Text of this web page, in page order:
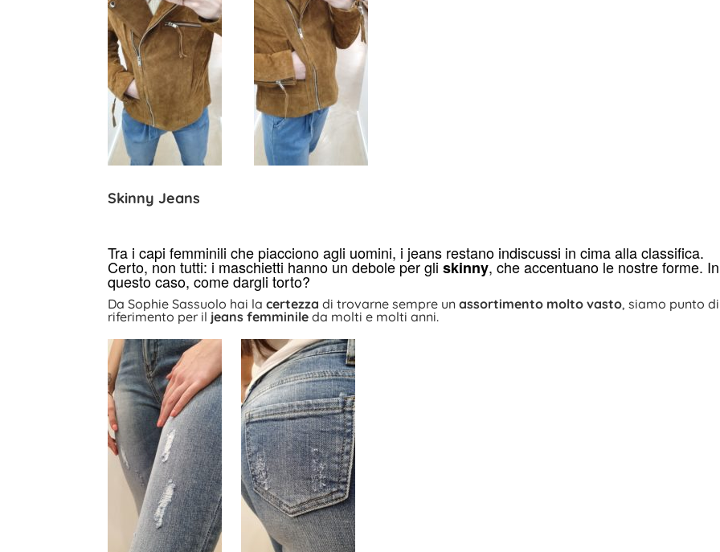
Skinny Jeans
Tra i capi femminili che piacciono agli uomini, i jeans restano indiscussi in cima alla classifica.
Certo, non tutti: i maschietti hanno un debole per gliskinny, che accentuano le nostre forme. In
questo caso, come dargli torto?
Da Sophie Sassuolo hai la certezza di trovarne sempre un assortimento molto vasto, siamo punto di
riferimento per il jeans femminile da molti e molti anni.